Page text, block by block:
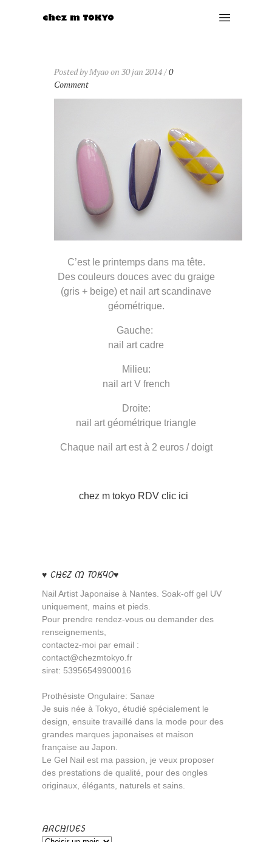
Posted by Myao on 30 jan 2014 /0
Comment
C’est le printemps dans ma tête.
Des couleurs douces avec du graige
(gris + beige) et nail art scandinave
géométrique.
Gauche:
nail art cadre
Milieu:
nail art V french
Droite:
nail art géométrique triangle
Chaque nail art est à 2 euros / doigt
chez m tokyo RDV clic ici
♥ CHEZ M TOKYO♥
Nail Artist Japonaise à Nantes. Soak-off gel UV
uniquement, mains et pieds.
Pour prendre rendez-vous ou demander des
renseignements,
contactez-moi par email :
contact@chezmtokyo.fr
siret: 53956549900016
Prothésiste Ongulaire: Sanae
Je suis née à Tokyo, étudié spécialement le
design, ensuite travaillé dans la mode pour des
grandes marques japonaises et maison
française au Japon.
Le Gel Nail est ma passion, je veux proposer
des prestations de qualité, pour des ongles
originaux, élégants, naturels et sains.
ARCHIVES